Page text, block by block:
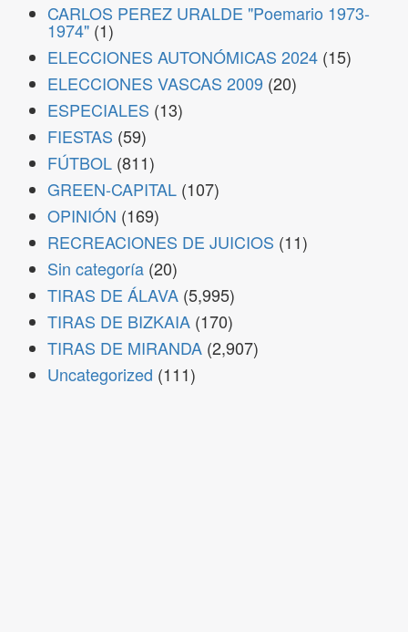
CARLOS PEREZ URALDE "Poemario 1973-
1974" (1)
ELECCIONES AUTONÓMICAS 2024 (15)
ELECCIONES VASCAS 2009 (20)
ESPECIALES (13)
FIESTAS (59)
FÚTBOL (811)
GREEN-CAPITAL (107)
OPINIÓN (169)
RECREACIONES DE JUICIOS (11)
Sin categoría (20)
TIRAS DE ÁLAVA (5,995)
TIRAS DE BIZKAIA (170)
TIRAS DE MIRANDA (2,907)
Uncategorized (111)